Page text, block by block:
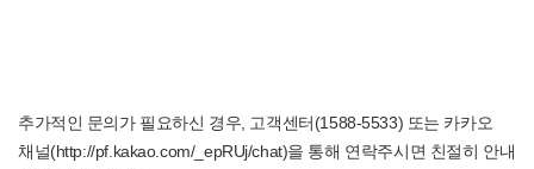
추가적인 문의가 필요하신 경우, 고객센터(1588-5533) 또는 카카오
채널(http://pf.kakao.com/_epRUj/chat)을 통해 연락주시면 친절히 안내